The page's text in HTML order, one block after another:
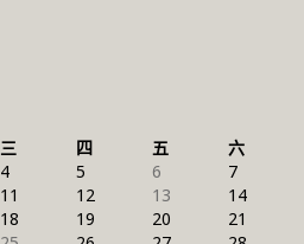
三 四 五
六
4 5 6
7
11 12 13
14
18 19 20
21